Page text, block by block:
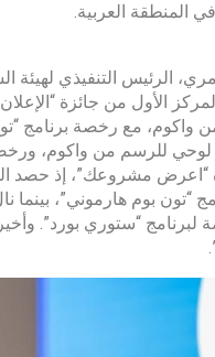
المنطقة العربية.
الرئيس التنفيذي لهيئة
واكوم، مع رخصة برنامج